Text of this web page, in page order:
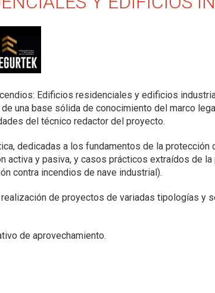
Edificios residenciales y edificios
una base sólida de conocimiento del marco
del técnico redactor del proyecto.
dedicadas a los fundamentos de la
y pasiva, y casos prácticos extraídos de
contra incendios de nave industrial).
de proyectos de variadas tipologías y
de aprovechamiento.